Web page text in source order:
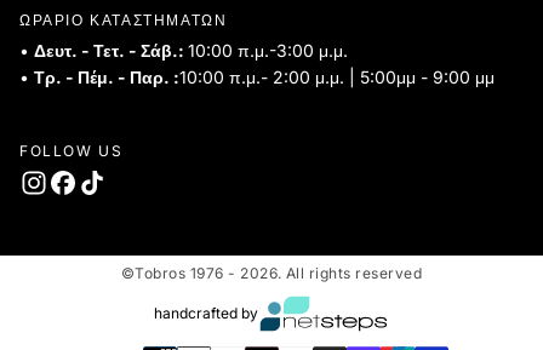
ΩΡΑΡΙΟ ΚΑΤΑΣΤΗΜΑΤΩΝ
• Δευτ. - Τετ. - Σάβ.: 10:00 π.μ.-3:00 μ.μ.
• Τρ. - Πέμ. - Παρ. :10:00 π.μ.- 2:00 μ.μ. | 5:00μμ - 9:00 μμ
FOLLOW US
©Tobros 1976 - 2026. All rights reserved
handcrafted by